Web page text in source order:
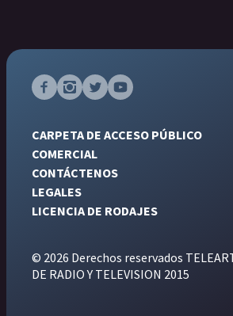
CARPETA DE ACCESO PÚBLICO
COMERCIAL
CONTÁCTENOS
LEGALES
LICENCIA DE RODAJES
© 2026 Derechos reservados
DE RADIO Y TELEVISION 2015